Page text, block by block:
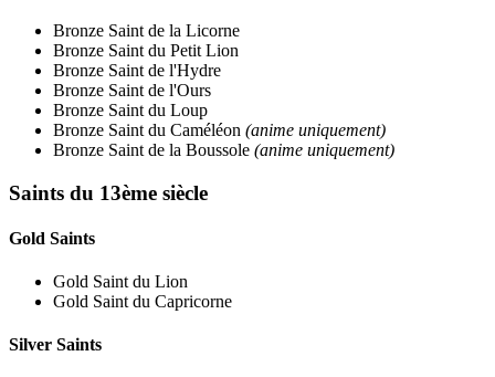
Bronze Saint de la Licorne
Bronze Saint du Petit Lion
Bronze Saint de l'Hydre
Bronze Saint de l'Ours
Bronze Saint du Loup
Bronze Saint du Caméléon (anime uniquement)
Bronze Saint de la Boussole (anime uniquement)
Saints du 13ème siècle
Gold Saints
Gold Saint du Lion
Gold Saint du Capricorne
Silver Saints